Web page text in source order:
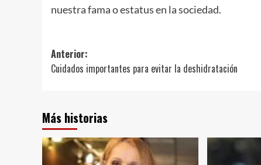
nuestra fama o estatus en la sociedad.
Navegación
de
Anterior:
Cuidados importantes para evitar la deshidratación
Más historias